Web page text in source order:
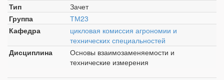
Тип
Зачет
Группа
ТМ23
Кафедра
цикловая комиссия агрономии и
технических специальностей
Дисциплина
Основы взаимозаменяемости и
технические измерения